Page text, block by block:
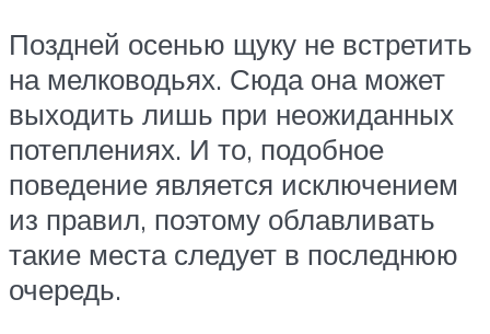
Поздней осенью щуку не встретить
на мелководьях. Сюда она может
выходить лишь при неожиданных
потеплениях. И то, подобное
поведение является исключением
из правил, поэтому облавливать
такие места следует в последнюю
очередь.